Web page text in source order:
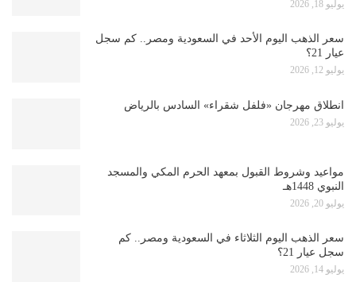
يوليو 18, 2026
سعر الذهب اليوم الأحد في السعودية ومصر.. كم سجل
عيار 21؟
يوليو 12, 2026
انطلاق مهرجان «فلفل شقراء» السادس بالرياض
يوليو 23, 2026
مواعيد وشروط القبول بمعهد الحرم المكي والمسجد
النبوي 1448هـ
يوليو 20, 2026
سعر الذهب اليوم الثلاثاء في السعودية ومصر.. كم
سجل عيار 21؟
يوليو 14, 2026